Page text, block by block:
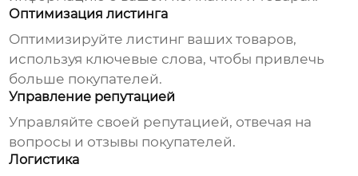
Оптимизация листинга
Оптимизируйте листинг ваших товаров,
используя ключевые слова, чтобы привлечь
больше покупателей.
Управление репутацией
Управляйте своей репутацией, отвечая на
вопросы и отзывы покупателей.
Логистика